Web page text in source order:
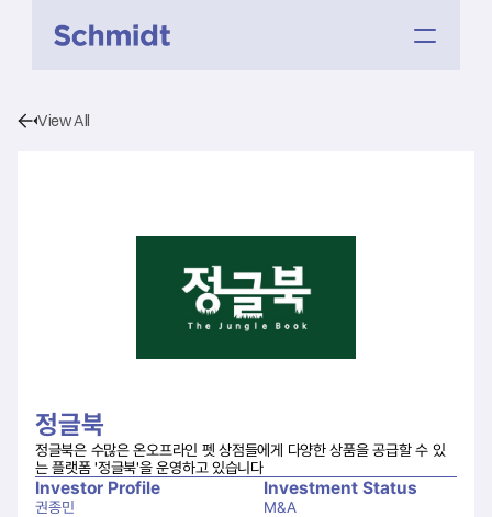
View All
정글북
정글북은 수많은 온오프라인 펫 상점들에게 다양한 상품을 공급할 수 있
는 플랫폼 '정글북'을 운영하고 있습니다
Investor Profile
권종민
Investment Status
M&A